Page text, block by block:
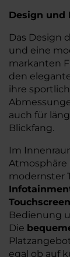
Design und
Das Design
und eine
markanten
den
ihre
auch für
Blickfang.
Im
modernster
Touchscreen
Bedienung
Die
egal ob auf